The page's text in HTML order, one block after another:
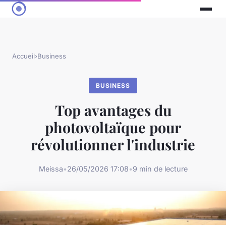
Accueil›Business
BUSINESS
Top avantages du
photovoltaïque pour
révolutionner l'industrie
Meissa•26/05/2026 17:08•9 min de lecture